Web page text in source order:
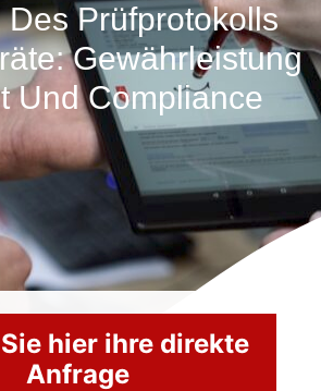
Prüfprotokolls
Gewährleistung
Und Compliance
hier ihre direkte
Anfrage